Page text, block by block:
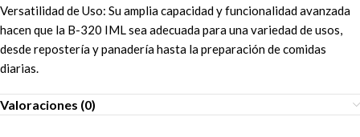
Versatilidad de Uso: Su amplia capacidad y funcionalidad avanzada
hacen que la B-320 IML sea adecuada para una variedad de usos,
desde repostería y panadería hasta la preparación de comidas
diarias.
Valoraciones (0)